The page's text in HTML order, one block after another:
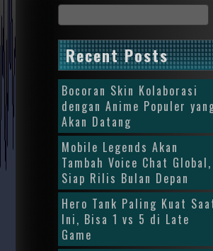
Recent Posts
Bocoran Skin Kolaborasi
dengan Anime Populer
Akan Datang
Mobile Legends Akan
Tambah Voice Chat Global,
Siap Rilis Bulan Depan
Hero Tank Paling Kuat
Ini, Bisa 1 vs 5 di Late
Game